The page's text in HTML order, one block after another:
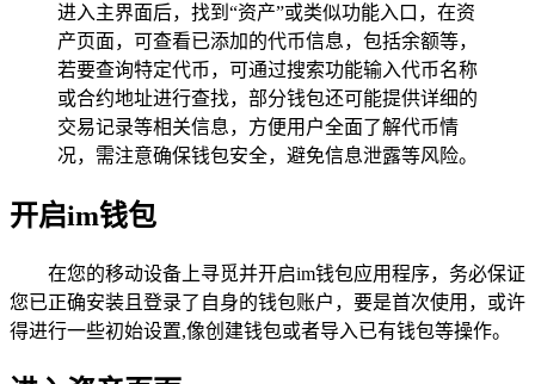
进入主界面后，找到“资产”或类似功能入口，在资
产页面，可查看已添加的代币信息，包括余额等，
若要查询特定代币，可通过搜索功能输入代币名称
或合约地址进行查找，部分钱包还可能提供详细的
交易记录等相关信息，方便用户全面了解代币情
况，需注意确保钱包安全，避免信息泄露等风险。
开启im钱包
在您的移动设备上寻觅并开启im钱包应用程序，务必保证
您已正确安装且登录了自身的钱包账户，要是首次使用，或许
得进行一些初始设置,像创建钱包或者导入已有钱包等操作。